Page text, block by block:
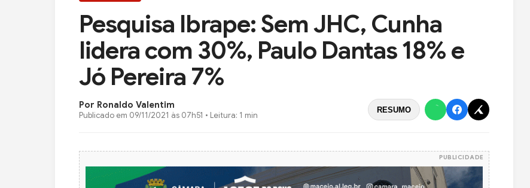
Pesquisa Ibrape: Sem JHC, Cunha
lidera com 30%, Paulo Dantas 18% e
Jó Pereira 7%
Por Ronaldo Valentim
Publicado em 09/11/2021 às 07h51 • Leitura: 1 min
RESUMO
PUBLICIDADE